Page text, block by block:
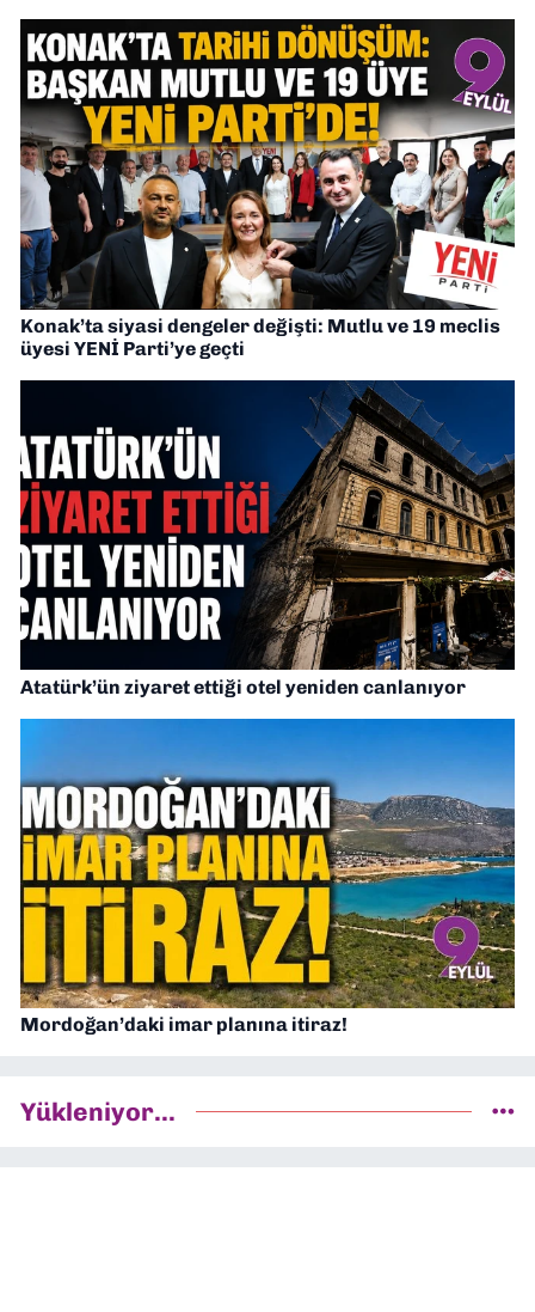
Konak’ta siyasi dengeler değişti: Mutlu ve 19 meclis
üyesi YENİ Parti’ye geçti
Atatürk’ün ziyaret ettiği otel yeniden canlanıyor
Mordoğan’daki imar planına itiraz!
Yükleniyor...